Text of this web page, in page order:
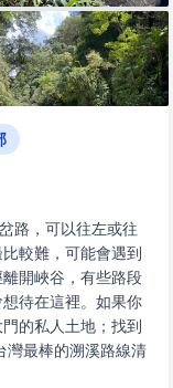
路，可以往左或往
較難，可能會遇到
開峽谷，有些路段
待在這裡。如果你
的私人土地；找到
灣最棒的溯溪路線清